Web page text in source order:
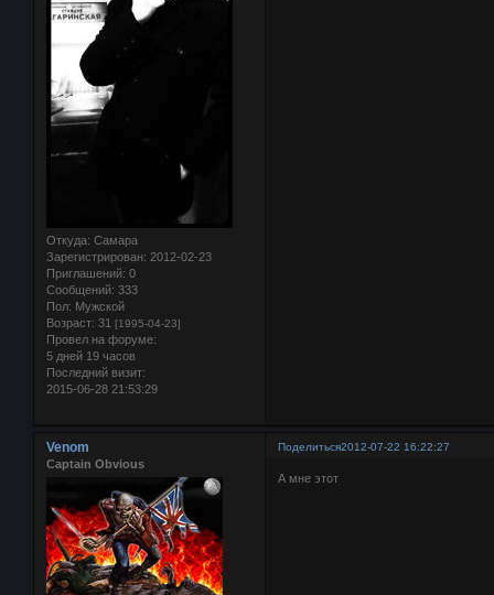
Откуда: Самара
Зарегистрирован: 2012-02-23
Приглашений: 0
Сообщений: 333
Пол: Мужской
Возраст: 31 [1995-04-23]
Провел на форуме:
5 дней 19 часов
Последний визит:
2015-06-28 21:53:29
Поделиться2012-07-22 16:22:27
Venom
Captain Obvious
А мне этот